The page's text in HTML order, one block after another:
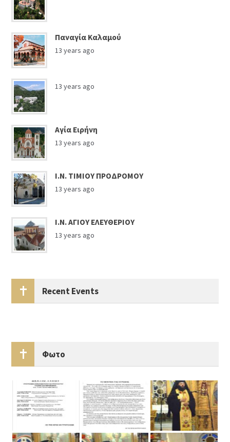
Παναγία Καλαμού
13 years ago
13 years ago
Αγία Ειρήνη
13 years ago
Ι.Ν. ΤΙΜΙΟΥ ΠΡΟΔΡΟΜΟΥ
13 years ago
Ι.Ν. ΑΓΙΟΥ ΕΛΕΥΘΕΡΙΟΥ
13 years ago
Recent Events
Φωτο